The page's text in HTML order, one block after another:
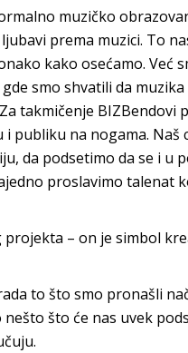
muzičko
prema muzici. To
kako osećamo. Već
smo shvatili da
takmičenje BIZBendovi
na nogama. Naš
da podsetimo da se i u
proslavimo talenat
– on je simbol
to što smo pronašli
što će nas uvek